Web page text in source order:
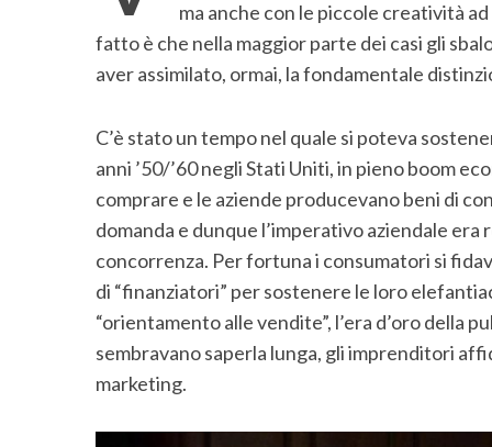
ma anche con le piccole creatività
fatto è che nella maggior parte dei casi gli
aver assimilato, ormai, la fondamentale
C’è stato un tempo nel quale si poteva
anni ’50/’60 negli Stati Uniti, in pieno boom
comprare e le aziende producevano beni di
domanda e dunque l’imperativo aziendale
concorrenza. Per fortuna i consumatori si
di “finanziatori” per sostenere le loro
“orientamento alle vendite”, l’era d’oro della
sembravano saperla lunga, gli imprenditori
marketing.